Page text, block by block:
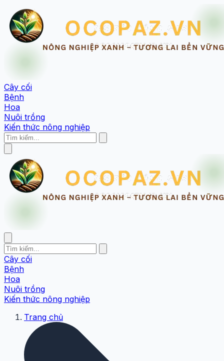
Cây cối
Bệnh
Hoa
Nuôi trồng
Kiến thức nông nghiệp
Cây cối
Bệnh
Hoa
Nuôi trồng
Kiến thức nông nghiệp
Trang chủ